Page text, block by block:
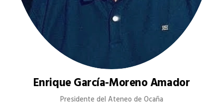
Enrique García-Moreno Amador
Presidente del Ateneo de Ocaña